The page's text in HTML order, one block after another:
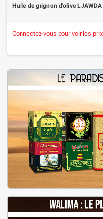
Huile de grignon d'olive LJAWDA
Connectez-vous pour voir les prix